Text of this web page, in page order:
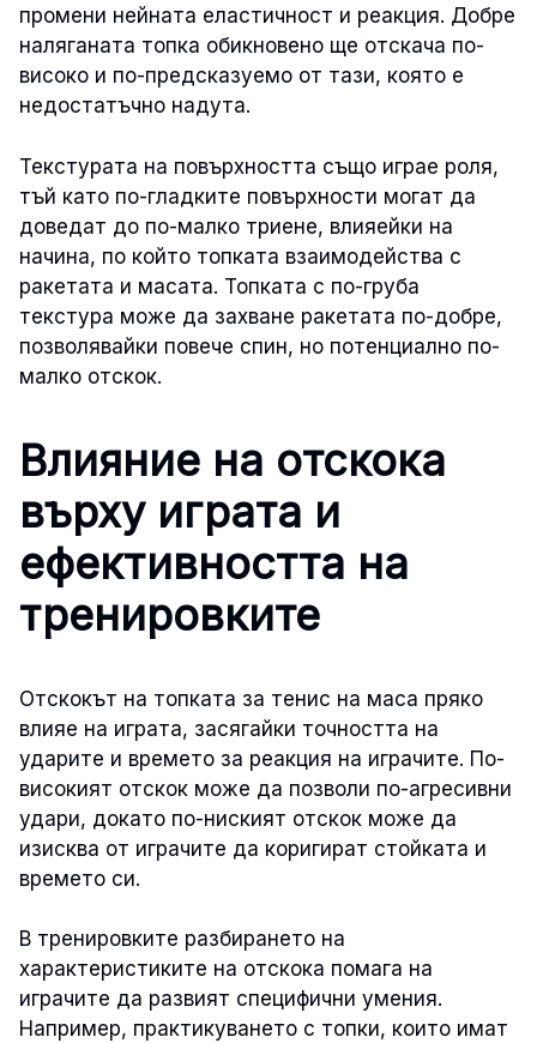
промени нейната еластичност и реакция. Добре
наляганата топка обикновено ще отскача по-
високо и по-предсказуемо от тази, която е
недостатъчно надута.
Текстурата на повърхността също играе роля,
тъй като по-гладките повърхности могат да
доведат до по-малко триене, влияейки на
начина, по който топката взаимодейства с
ракетата и масата. Топката с по-груба
текстура може да захване ракетата по-добре,
позволявайки повече спин, но потенциално по-
малко отскок.
Влияние на отскока
върху играта и
ефективността на
тренировките
Отскокът на топката за тенис на маса пряко
влияе на играта, засягайки точността на
ударите и времето за реакция на играчите. По-
високият отскок може да позволи по-агресивни
удари, докато по-ниският отскок може да
изисква от играчите да коригират стойката и
времето си.
В тренировките разбирането на
характеристиките на отскока помага на
играчите да развият специфични умения.
Например, практикуването с топки, които имат